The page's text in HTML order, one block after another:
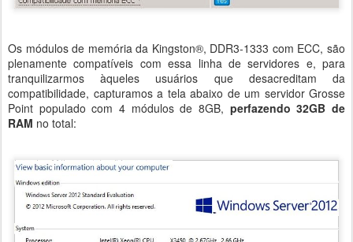
Os módulos de memória da Kingston®, DDR3-1333 com ECC, são
plenamente compatíveis com essa linha de servidores e, para
tranquilizarmos àqueles usuários que desacreditam da
compatibilidade, capturamos a tela abaixo de um servidor Grosse
Point populado com 4 módulos de 8GB, perfazendo 32GB de
RAM no total: